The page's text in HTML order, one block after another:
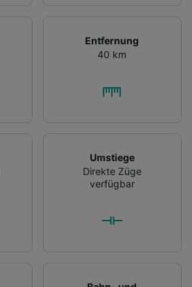
Entfernung
40 km
Umstiege
Direkte Züge
verfügbar